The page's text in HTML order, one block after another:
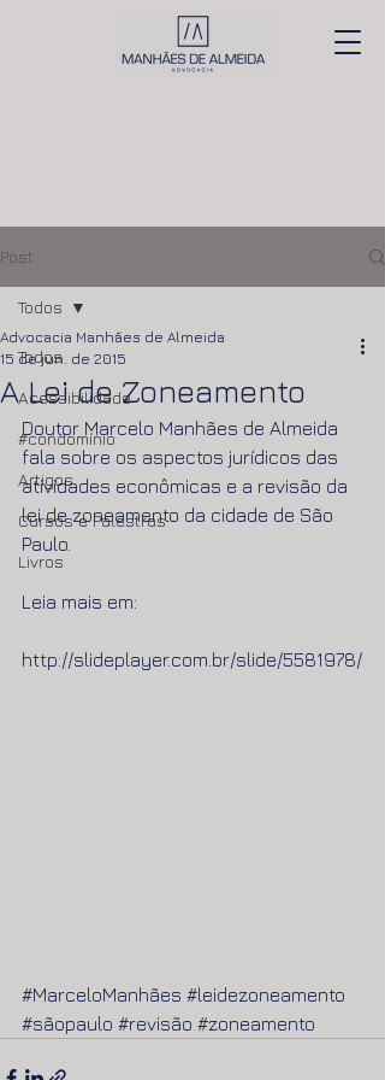
Post
Todos
Acessibilidade
#condomínio
Artigos
Cursos e Palestras
Livros
Todos
A Lei de Zoneamento
Advocacia Manhães de Almeida
15 de jun. de 2015
Doutor Marcelo Manhães de Almeida
fala sobre os aspectos jurídicos das
atividades econômicas e a revisão da
lei de zoneamento da cidade de São
Paulo.
Leia mais em:
http://slideplayer.com.br/slide/5581978/
#MarceloManhães #leidezoneamento
#sãopaulo #revisão #zoneamento